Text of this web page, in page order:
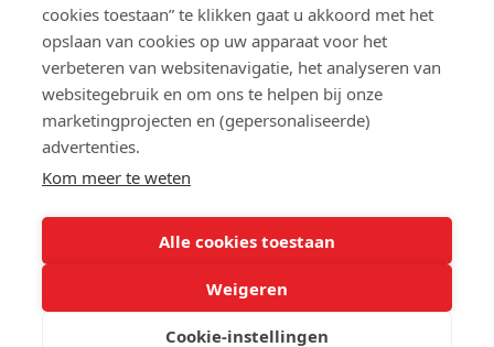
cookies toestaan” te klikken gaat u akkoord met het
opslaan van cookies op uw apparaat voor het
verbeteren van websitenavigatie, het analyseren van
websitegebruik en om ons te helpen bij onze
marketingprojecten en (gepersonaliseerde)
advertenties.
Kom meer te weten
Alle cookies toestaan
Weigeren
Cookie-instellingen
Studeren bij BuddyWise
© Copyright 2026 BuddyWise
Toegankelijkheidsverklaring
Privacy- en cookieverklaring